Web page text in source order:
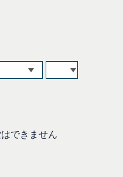
できません